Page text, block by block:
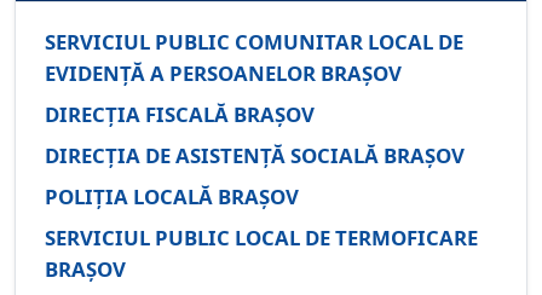
SERVICIUL PUBLIC COMUNITAR LOCAL DE
EVIDENȚĂ A PERSOANELOR BRAȘOV
DIRECȚIA FISCALĂ BRAȘOV
DIRECȚIA DE ASISTENȚĂ SOCIALĂ BRAȘOV
POLIȚIA LOCALĂ BRAȘOV
SERVICIUL PUBLIC LOCAL DE TERMOFICARE
BRAȘOV